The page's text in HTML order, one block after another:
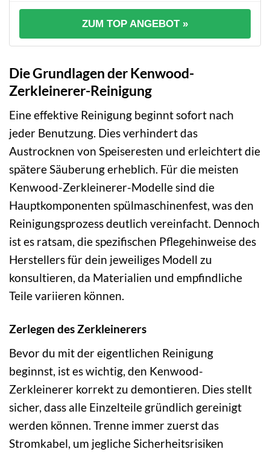
ZUM TOP ANGEBOT »
Die Grundlagen der Kenwood-
Zerkleinerer-Reinigung
Eine effektive Reinigung beginnt sofort nach
jeder Benutzung. Dies verhindert das
Austrocknen von Speiseresten und erleichtert die
spätere Säuberung erheblich. Für die meisten
Kenwood-Zerkleinerer-Modelle sind die
Hauptkomponenten spülmaschinenfest, was den
Reinigungsprozess deutlich vereinfacht. Dennoch
ist es ratsam, die spezifischen Pflegehinweise des
Herstellers für dein jeweiliges Modell zu
konsultieren, da Materialien und empfindliche
Teile variieren können.
Zerlegen des Zerkleinerers
Bevor du mit der eigentlichen Reinigung
beginnst, ist es wichtig, den Kenwood-
Zerkleinerer korrekt zu demontieren. Dies stellt
sicher, dass alle Einzelteile gründlich gereinigt
werden können. Trenne immer zuerst das
Stromkabel, um jegliche Sicherheitsrisiken